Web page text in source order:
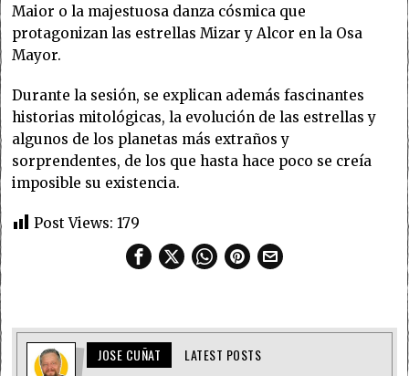
Maior o la majestuosa danza cósmica que
protagonizan las estrellas Mizar y Alcor en la Osa
Mayor.
Durante la sesión, se explican además fascinantes
historias mitológicas, la evolución de las estrellas y
algunos de los planetas más extraños y
sorprendentes, de los que hasta hace poco se creía
imposible su existencia.
Post Views: 179
JOSE CUÑAT LATEST POSTS